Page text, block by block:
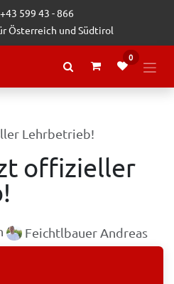
599 43 - 866
Österreich und Südtirol
0
Lehrbetrieb!
offizieller
Feichtlbauer Andreas